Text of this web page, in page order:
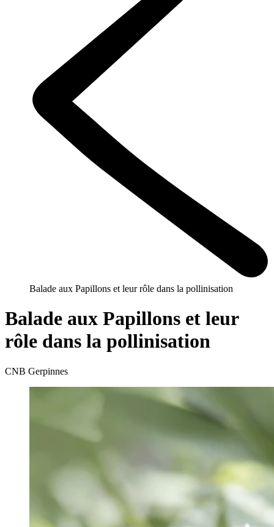
Balade aux Papillons et leur rôle dans la pollinisation
Balade aux Papillons et leur
rôle dans la pollinisation
CNB Gerpinnes